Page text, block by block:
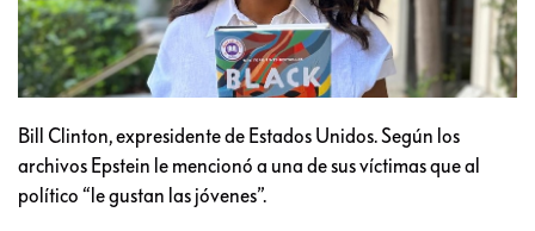
Bill Clinton, expresidente de Estados Unidos. Según los
archivos Epstein le mencionó a una de sus víctimas que al
político “le gustan las jóvenes”.